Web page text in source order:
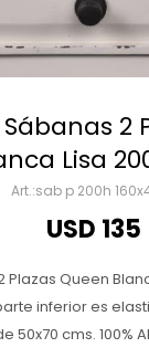
2
Lisa
sab p 200h
USD 135
Queen
inferior es
50x70 cms. 100%